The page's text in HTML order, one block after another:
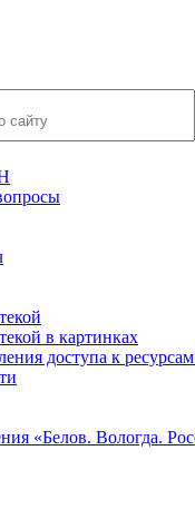
в картинках
доступа к
«Белов. Вологда.